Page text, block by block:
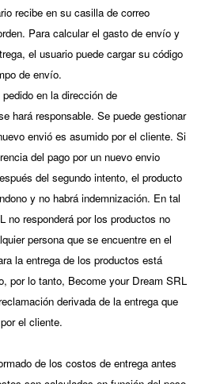
recibe en su casilla de correo
Para calcular el gasto de envío y
el usuario puede cargar su código
de envío.
en la dirección de
hará responsable. Se puede gestionar
envió es asumido por el cliente. Si
del pago por un nuevo envio
del segundo intento, el producto
y no habrá indemnización. En tal
no responderá por los productos no
persona que se encuentre en el
la entrega de los productos está
por lo tanto, Become your Dream SRL
derivada de la entrega que
el cliente.
de los costos de entrega antes